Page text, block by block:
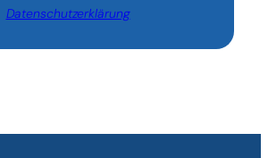
Datenschutzerklärung